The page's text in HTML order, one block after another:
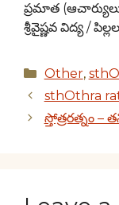
ప్రమాత
శ్రీవైష్ణవ విద్య /
Categories
Other,
sthOthra
స్తోత్రరత్నం –